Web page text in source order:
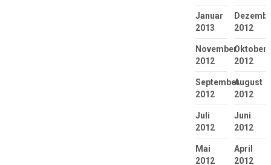
Januar
2013
2012
November
2012
Oktober
2012
September
2012
August
2012
Juli
2012
Juni
2012
Mai
2012
April
2012